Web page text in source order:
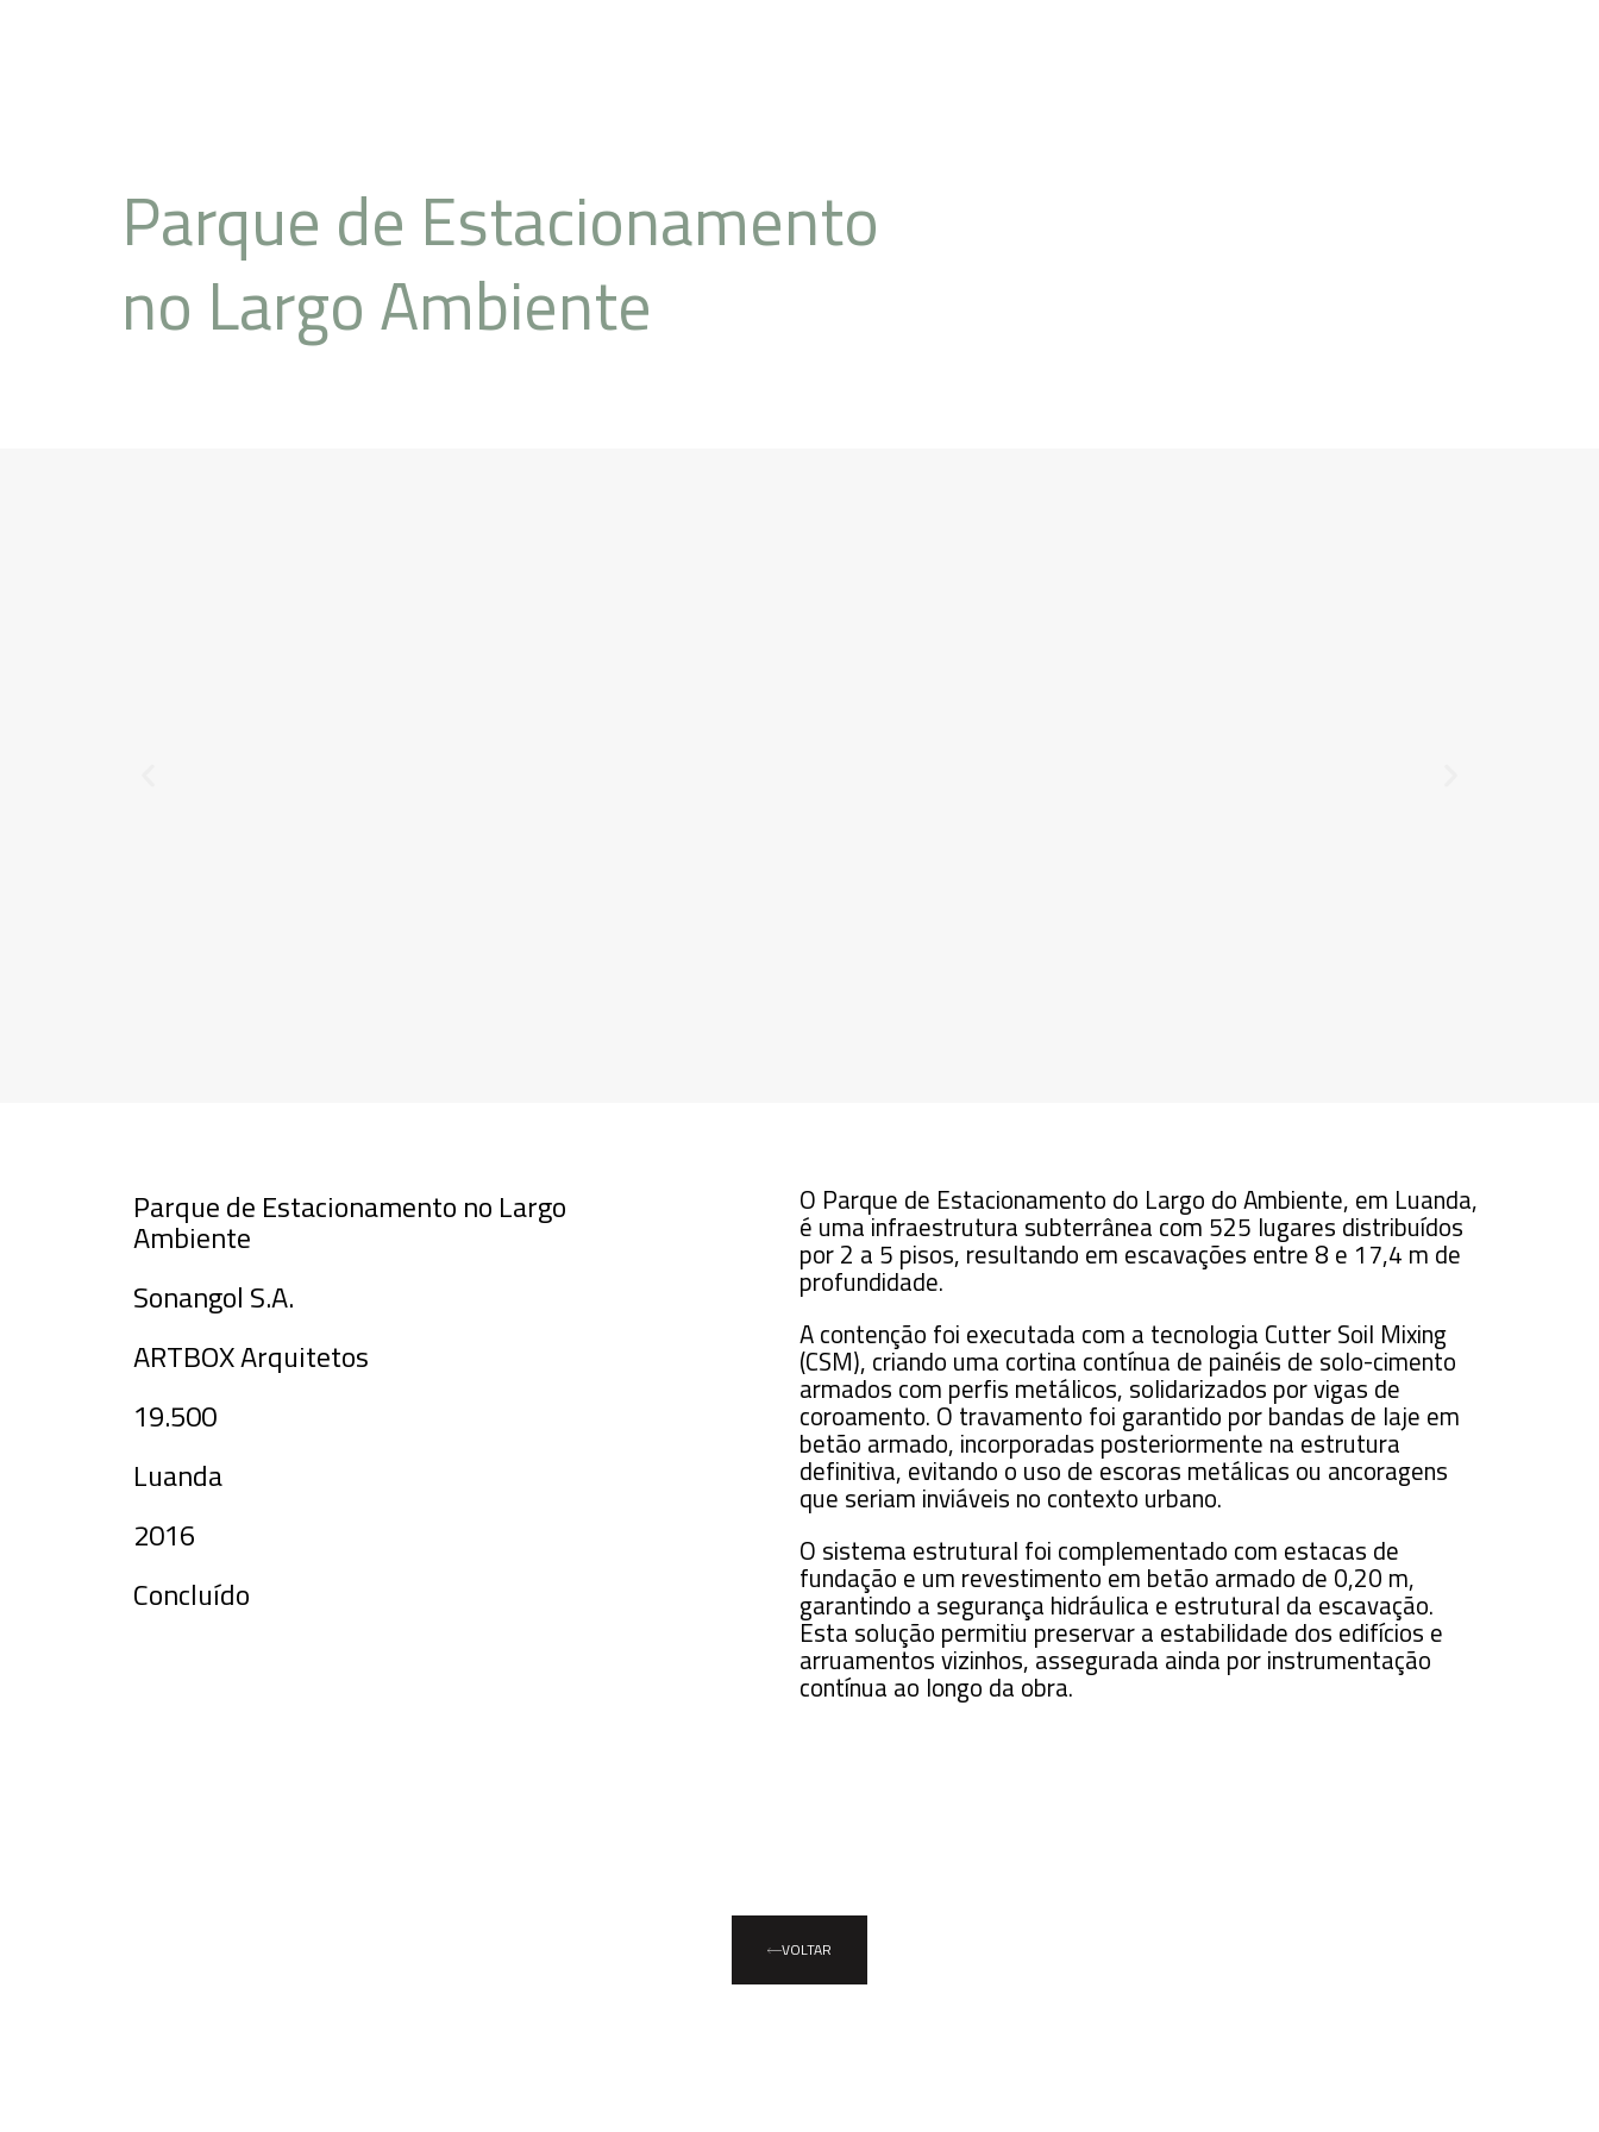
Parque de Estacionamento
no Largo Ambiente
Parque de Estacionamento no Largo
Ambiente
Sonangol S.A.
ARTBOX Arquitetos
19.500
Luanda
2016
Concluído
O Parque de Estacionamento do Largo do Ambiente, em Luanda,
é uma infraestrutura subterrânea com 525 lugares distribuídos
por 2 a 5 pisos, resultando em escavações entre 8 e 17,4 m de
profundidade.
A contenção foi executada com a tecnologia Cutter Soil Mixing
(CSM), criando uma cortina contínua de painéis de solo-cimento
armados com perfis metálicos, solidarizados por vigas de
coroamento. O travamento foi garantido por bandas de laje em
betão armado, incorporadas posteriormente na estrutura
definitiva, evitando o uso de escoras metálicas ou ancoragens
que seriam inviáveis no contexto urbano.
O sistema estrutural foi complementado com estacas de
fundação e um revestimento em betão armado de 0,20 m,
garantindo a segurança hidráulica e estrutural da escavação.
Esta solução permitiu preservar a estabilidade dos edifícios e
arruamentos vizinhos, assegurada ainda por instrumentação
contínua ao longo da obra.
VOLTAR